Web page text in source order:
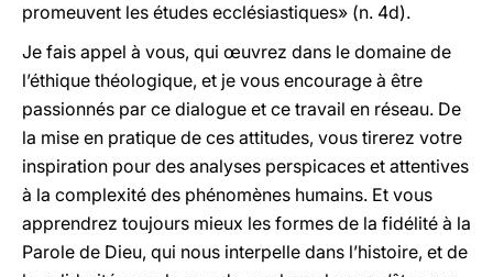
promeuvent les études ecclésiastiques» (n. 4d).
Je fais appel à vous, qui œuvrez dans le domaine de
l’éthique théologique, et je vous encourage à être
passionnés par ce dialogue et ce travail en réseau. De
la mise en pratique de ces attitudes, vous tirerez votre
inspiration pour des analyses perspicaces et attentives
à la complexité des phénomènes humains. Et vous
apprendrez toujours mieux les formes de la fidélité à la
Parole de Dieu, qui nous interpelle dans l’histoire, et de